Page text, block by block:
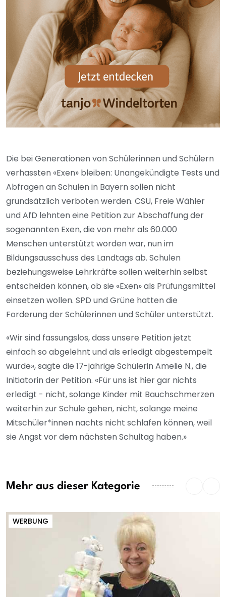
Die bei Generationen von Schülerinnen und Schülern
verhassten «Exen» bleiben: Unangekündigte Tests und
Abfragen an Schulen in Bayern sollen nicht
grundsätzlich verboten werden. CSU, Freie Wähler
und AfD lehnten eine Petition zur Abschaffung der
sogenannten Exen, die von mehr als 60.000
Menschen unterstützt worden war, nun im
Bildungsausschuss des Landtags ab. Schulen
beziehungsweise Lehrkräfte sollen weiterhin selbst
entscheiden können, ob sie «Exen» als Prüfungsmittel
einsetzen wollen. SPD und Grüne hatten die
Forderung der Schülerinnen und Schüler unterstützt.
«Wir sind fassungslos, dass unsere Petition jetzt
einfach so abgelehnt und als erledigt abgestempelt
wurde», sagte die 17-jährige Schülerin Amelie N., die
Initiatorin der Petition. «Für uns ist hier gar nichts
erledigt - nicht, solange Kinder mit Bauchschmerzen
weiterhin zur Schule gehen, nicht, solange meine
Mitschüler*innen nachts nicht schlafen können, weil
sie Angst vor dem nächsten Schultag haben.»
Mehr aus dieser Kategorie
WERBUNG